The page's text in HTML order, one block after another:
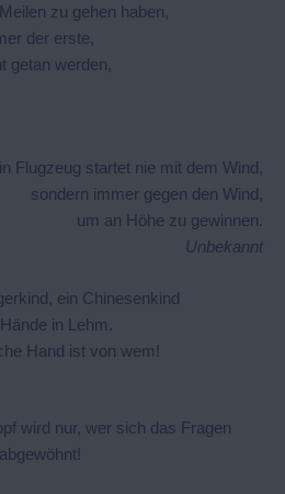
zu gehen haben,
der erste,
getan werden,
Flugzeug startet nie mit dem Wind,
sondern immer gegen den Wind,
um an Höhe zu gewinnen.
Unbekannt
ein Chinesenkind
in Lehm.
Hand ist von wem!
wird nur, wer sich das Fragen
abgewöhnt!